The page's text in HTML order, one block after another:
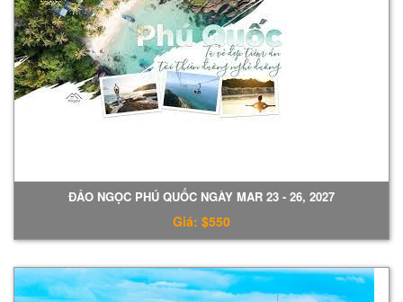
ĐẢO NGỌC PHÚ QUỐC NGÀY MAR 23 - 26, 2027
Giá: $550